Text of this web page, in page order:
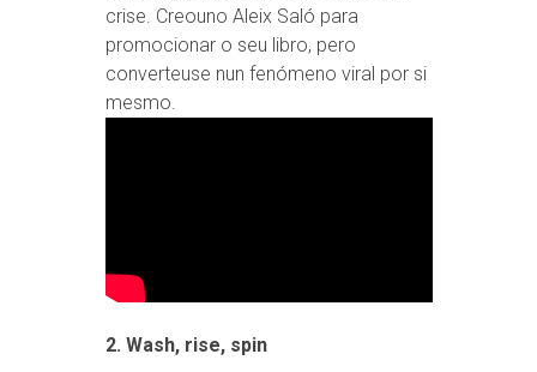
crise. Creouno Aleix Saló para
promocionar o seu libro, pero
converteuse nun fenómeno viral por si
mesmo.
2. Wash, rise, spin